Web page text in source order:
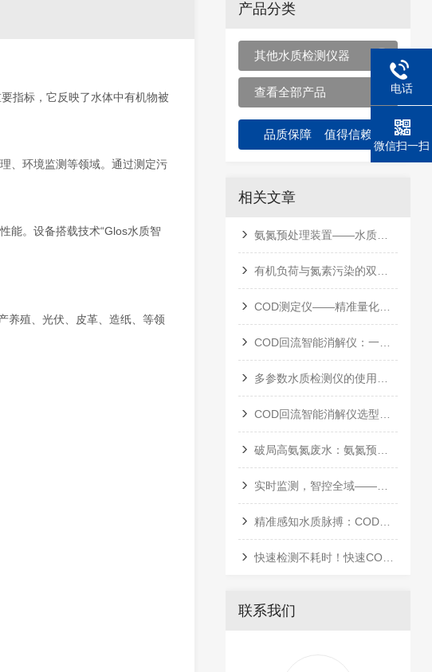
指标，它反映了水体中有机物被
、环境监测等领域。通过测定污
能。设备搭载技术“Glos水质智
养殖、光伏、皮革、造纸、等领
产品分类
其他水质检测仪器
查看全部产品
品质保障 值得信赖
相关文章
联系我们
电话
微信扫一扫